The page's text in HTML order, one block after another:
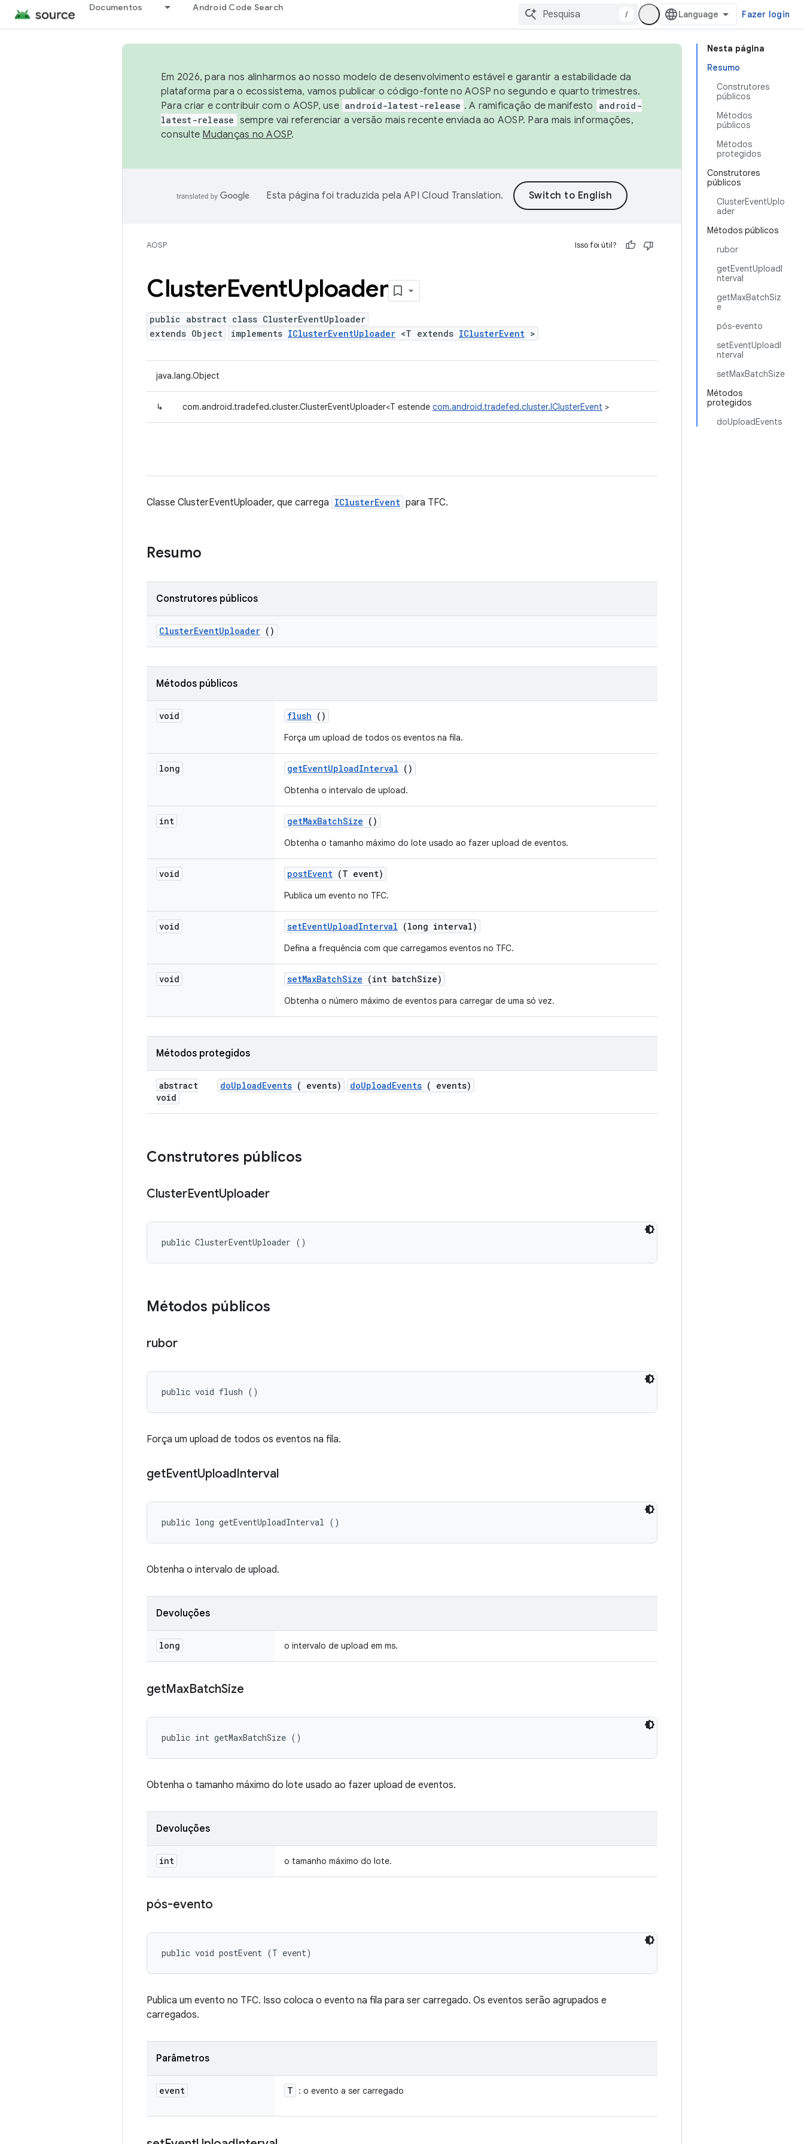
Documentos Android Code Search
/ Fazer login
Nesta página
Resumo
Construtores
públicos
Métodos
públicos
Métodos
protegidos
Construtores
públicos
ClusterEventUplo
ader
Métodos públicos
rubor
getEventUploadI
nterval
getMaxBatchSiz
e
pós-evento
setEventUploadI
nterval
setMaxBatchSize
Métodos
protegidos
doUploadEvents
Em 2026, para nos alinharmos ao nosso modelo de desenvolvimento estável e garantir a estabilidade da
plataforma para o ecossistema, vamos publicar o código-fonte no AOSP no segundo e quarto trimestres.
Para criar e contribuir com o AOSP, use android-latest-release . A ramificação de manifesto
android-
latest-release sempre vai referenciar a versão mais recente enviada ao AOSP. Para mais informações,
consulte Mudanças no AOSP.
Esta página foi traduzida pela API Cloud Translation.
AOSP Isso foi útil?
ClusterEventUploader
public abstract class ClusterEventUploader
extends Object
implements IClusterEventUploader <T extends IClusterEvent >
java.lang.Object
↳ com.android.tradefed.cluster.ClusterEventUploader<T estende com.android.tradefed.cluster.IClusterEvent >
Classe ClusterEventUploader, que carrega IClusterEvent para TFC.
Resumo
Construtores públicos
ClusterEventUploader ()
Métodos públicos
void flush ()
Força um upload de todos os eventos na fila.
long getEventUploadInterval ()
Obtenha o intervalo de upload.
int getMaxBatchSize ()
Obtenha o tamanho máximo do lote usado ao fazer upload de eventos.
void postEvent (T event)
Publica um evento no TFC.
void setEventUploadInterval (long interval)
Defina a frequência com que carregamos eventos no TFC.
void setMaxBatchSize (int batchSize)
Obtenha o número máximo de eventos para carregar de uma só vez.
Métodos protegidos
abstract
void
doUploadEvents ( events) doUploadEvents ( events)
Construtores públicos
ClusterEventUploader
public ClusterEventUploader ()
Métodos públicos
rubor
public void flush ()
Força um upload de todos os eventos na fila.
getEventUploadInterval
public long getEventUploadInterval ()
Obtenha o intervalo de upload.
Devoluções
long o intervalo de upload em ms.
getMaxBatchSize
public int getMaxBatchSize ()
Obtenha o tamanho máximo do lote usado ao fazer upload de eventos.
Devoluções
int o tamanho máximo do lote.
pós-evento
public void postEvent (T event)
Publica um evento no TFC. Isso coloca o evento na fila para ser carregado. Os eventos serão agrupados e
carregados.
Parâmetros
event T : o evento a ser carregado